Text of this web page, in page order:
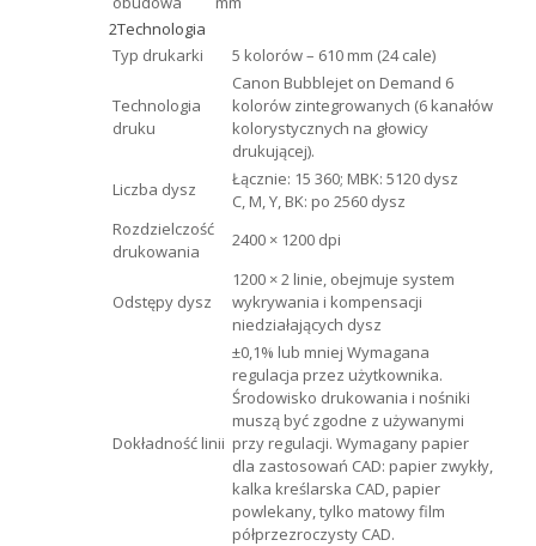
2Technologia
Typ drukarki
5 kolorów – 610 mm (24 cale)
Technologia
druku
Canon Bubblejet on Demand 6
kolorów zintegrowanych (6 kanałów
kolorystycznych na głowicy
drukującej).
Liczba dysz
Łącznie: 15 360; MBK: 5120 dysz
C, M, Y, BK: po 2560 dysz
Rozdzielczość
drukowania
2400 × 1200 dpi
Odstępy dysz
1200 × 2 linie, obejmuje system
wykrywania i kompensacji
niedziałających dysz
Dokładność linii
±0,1% lub mniej Wymagana
regulacja przez użytkownika.
Środowisko drukowania i nośniki
muszą być zgodne z używanymi
przy regulacji. Wymagany papier
dla zastosowań CAD: papier zwykły,
kalka kreślarska CAD, papier
powlekany, tylko matowy film
półprzezroczysty CAD.